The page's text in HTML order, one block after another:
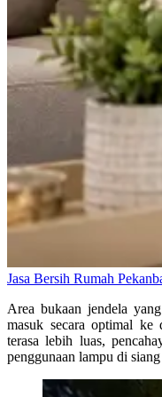
Jasa Bersih Rumah
Area bukaan jendela
masuk secara optimal ke
terasa lebih luas,
penggunaan lampu di